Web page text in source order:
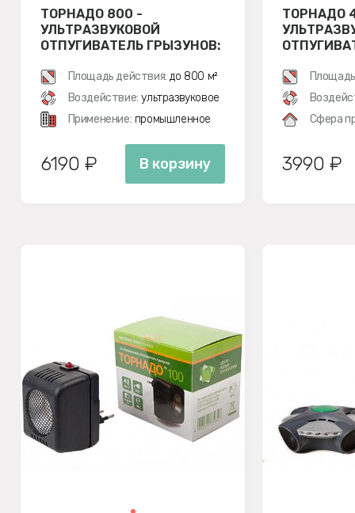
ТОРНАДО 800 -
УЛЬТРАЗВУКОВОЙ
ОТПУГИВАТЕЛЬ ГРЫЗУНОВ:
Площадь действия: до 800 м²
Воздействие: ультразвуковое
Применение: промышленное
6190 ₽ В корзину
ТОРНАДО
Сфера
3990 ₽